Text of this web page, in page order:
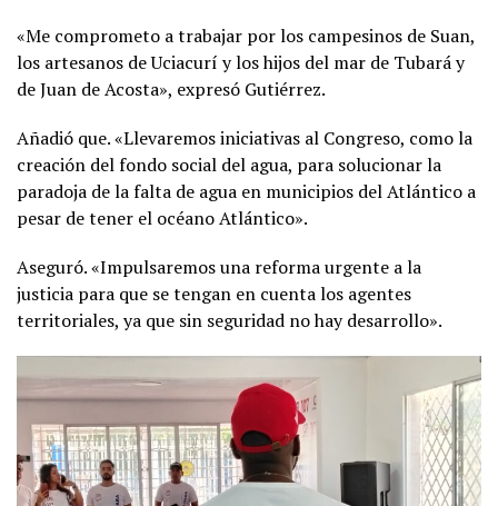
«Me comprometo a trabajar por los campesinos de Suan,
los artesanos de Uciacurí y los hijos del mar de Tubará y
de Juan de Acosta», expresó Gutiérrez.
Añadió que. «Llevaremos iniciativas al Congreso, como la
creación del fondo social del agua, para solucionar la
paradoja de la falta de agua en municipios del Atlántico a
pesar de tener el océano Atlántico».
Aseguró. «Impulsaremos una reforma urgente a la
justicia para que se tengan en cuenta los agentes
territoriales, ya que sin seguridad no hay desarrollo».